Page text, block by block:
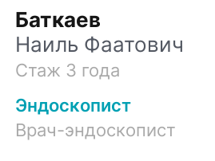
Баткаев
Наиль Фаатович
Стаж 3 года
Эндоскопист
Врач-эндоскопист